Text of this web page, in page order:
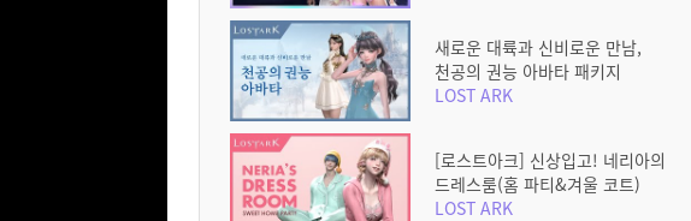
새로운 대륙과 신비로운 만남,
천공의 권능 아바타 패키지
LOST ARK
[로스트아크] 신상입고! 네리아의
드레스룸(홈 파티&겨울 코트)
LOST ARK